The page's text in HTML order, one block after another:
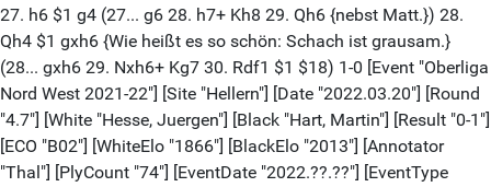
27. h6 $1 g4 (27... g6 28. h7+ Kh8 29. Qh6 {nebst Matt.}) 28.
Qh4 $1 gxh6 {Wie heißt es so schön: Schach ist grausam.}
(28... gxh6 29. Nxh6+ Kg7 30. Rdf1 $1 $18) 1-0 [Event "Oberliga
Nord West 2021-22"] [Site "Hellern"] [Date "2022.03.20"] [Round
"4.7"] [White "Hesse, Juergen"] [Black "Hart, Martin"] [Result "0-1"]
[ECO "B02"] [WhiteElo "1866"] [BlackElo "2013"] [Annotator
"Thal"] [PlyCount "74"] [EventDate "2022.??.??"] [EventType